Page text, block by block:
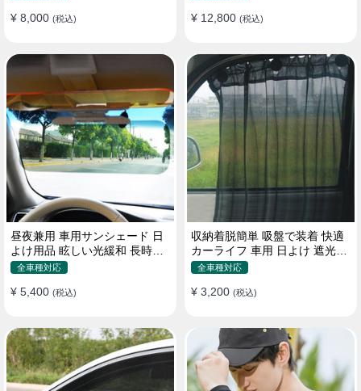
¥ 8,000 (税込) ¥ 12,800 (税込)
昼夜兼用 車用サンシェード 日
よけ用品 眩しい光緩和 長時間
運転 特殊遮光素材
全車種対応
¥ 5,400 (税込)
収納着脱簡単 吸盤で装着 快適
カーライフ 車用 日よけ 遮光
UVカット 通気
全車種対応
¥ 3,200 (税込)